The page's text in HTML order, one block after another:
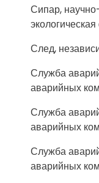
Сипар,
След,
Служба
аварийных
Служба
аварийных
Служба
аварийных